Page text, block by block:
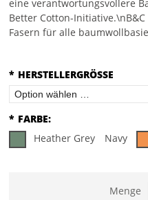
eine verantwortungsvollere
Better Cotton-Initiative.\nB&C
Fasern für alle
* HERSTELLERGRÖSSE
* FARBE:
Heather Grey
Navy
Menge